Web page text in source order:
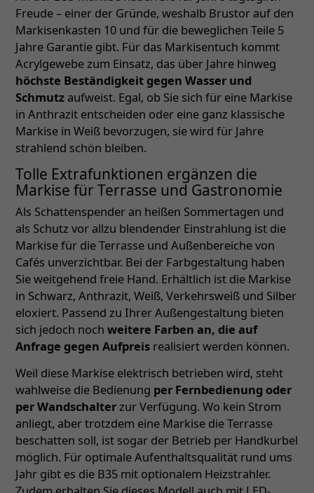
Freude – einer der Gründe, weshalb Brustor auf den
Markisenkasten 10 und für die beweglichen Teile 5
Jahre Garantie gibt. Für das Markisentuch kommt
Acrylgewebe zum Einsatz, das über Jahre hinweg
höchste Beständigkeit gegen Wasser und
Schmutz aufweist. Egal, ob Sie sich für eine Markise
in Anthrazit entscheiden oder eine ganz klassische
Markise in Weiß bevorzugen, sie wird für Jahre
strahlend schön bleiben.
Tolle Extrafunktionen ergänzen die
Markise für Terrasse und Gastronomie
Als Schattenspender an heißen Sommertagen und
als Schutz vor allzu blendender Einstrahlung ist die
Markise für die Terrasse und Außenbereiche von
Cafés unverzichtbar. Bei der Farbgestaltung haben
Sie weitgehend freie Hand. Erhältlich ist die Markise
in Schwarz, Anthrazit, Weiß, Verkehrsweiß und Silber
eloxiert. Passend zu Ihrer Außengestaltung bieten
sich jedoch noch weitere Farben an, die auf
Anfrage gegen Aufpreis realisiert werden können.
Weil diese Markise elektrisch betrieben wird, steht
wahlweise die Bedienung per Fernbedienung oder
per Wandschalterzur Verfügung. Wo kein Strom
anliegt, aber trotzdem eine Markise die Terrasse
beschatten soll, ist sogar der Betrieb per Handkurbel
möglich. Für optimale Aufenthaltsqualität rund ums
Jahr gibt es die B35 mit optionalem Heizstrahler.